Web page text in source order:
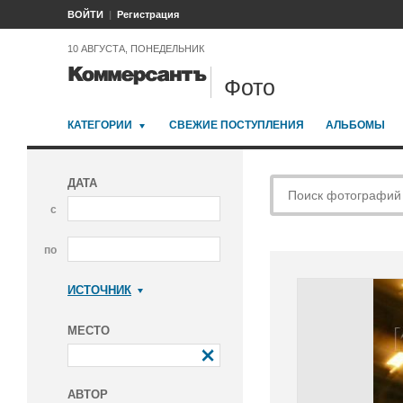
ВОЙТИ Регистрация
10 АВГУСТА, ПОНЕДЕЛЬНИК
Фото
КАТЕГОРИИ СВЕЖИЕ ПОСТУПЛЕНИЯ АЛЬБОМЫ
ДАТА
с
по
ИСТОЧНИК
МЕСТО
АВТОР